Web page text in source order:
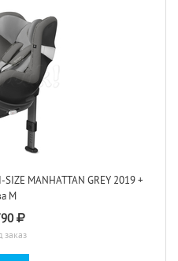
MANHATTAN GREY 2019 +
M
заказ